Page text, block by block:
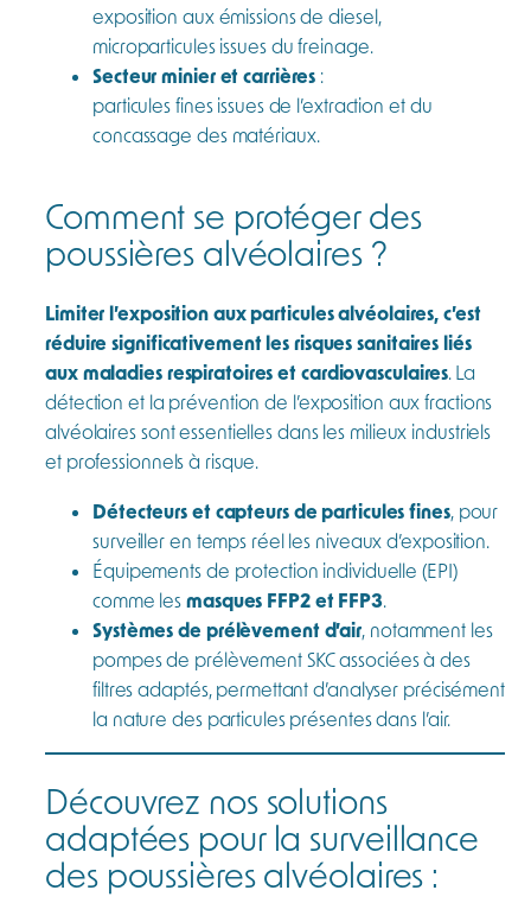
exposition aux émissions de diesel,
microparticules issues du freinage.
Secteur minier et carrières :
particules fines issues de l’extraction et du
concassage des matériaux.
Comment se protéger des
poussières alvéolaires ?
Limiter l’exposition aux particules alvéolaires, c’est
réduire significativement les risques sanitaires liés
aux maladies respiratoires et cardiovasculaires. La
détection et la prévention de l’exposition aux fractions
alvéolaires sont essentielles dans les milieux industriels
et professionnels à risque.
Détecteurs et capteurs de particules fines, pour
surveiller en temps réel les niveaux d’exposition.
Équipements de protection individuelle (EPI)
comme lesmasques FFP2 et FFP3
Systèmes de prélèvement d’air , notamment les
pompes de prélèvement SKC associées à des
filtres adaptés, permettant d’analyser précisément
la nature des particules présentes dans l’air.
Découvrez nos solutions
adaptées pour la surveillance
des poussières alvéolaires :